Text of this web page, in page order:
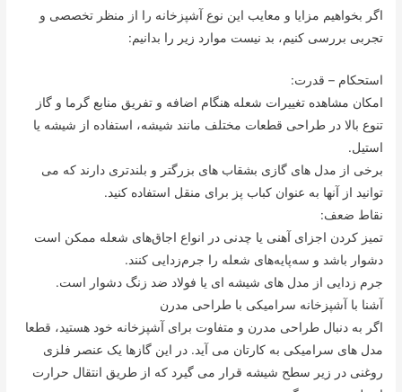
اگر بخواهیم مزایا و معایب این نوع آشپزخانه را از منظر تخصصی و
تجربی بررسی کنیم، بد نیست موارد زیر را بدانیم:
استحکام – قدرت:
امکان مشاهده تغییرات شعله هنگام اضافه و تفریق منابع گرما و گاز
تنوع بالا در طراحی قطعات مختلف مانند شیشه، استفاده از شیشه یا
استیل.
برخی از مدل های گازی بشقاب های بزرگتر و بلندتری دارند که می
توانید از آنها به عنوان کباب پز برای منقل استفاده کنید.
نقاط ضعف:
تمیز کردن اجزای آهنی یا چدنی در انواع اجاق‌های شعله ممکن است
دشوار باشد و سه‌پایه‌های شعله را جرم‌زدایی کنند.
جرم زدایی از مدل های شیشه ای یا فولاد ضد زنگ دشوار است.
آشنا با آشپزخانه سرامیکی با طراحی مدرن
اگر به دنبال طراحی مدرن و متفاوت برای آشپزخانه خود هستید، قطعا
مدل های سرامیکی به کارتان می آید. در این گازها یک عنصر فلزی
روغنی در زیر سطح شیشه قرار می گیرد که از طریق انتقال حرارت